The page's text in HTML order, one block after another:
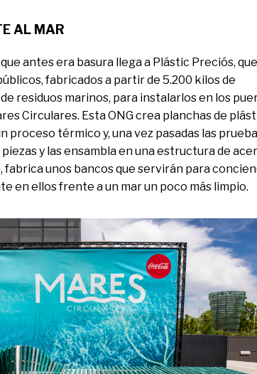
AL MAR
antes era basura llega a Plástic Preciós,
fabricados a partir de 5.200 kilos de
residuos marinos, para instalarlos en los
Circulares. Esta ONG crea planchas de
proceso térmico y, una vez pasadas las
y las ensambla en una estructura de
fabrica unos bancos que servirán para
en ellos frente a un mar un poco más limpio.